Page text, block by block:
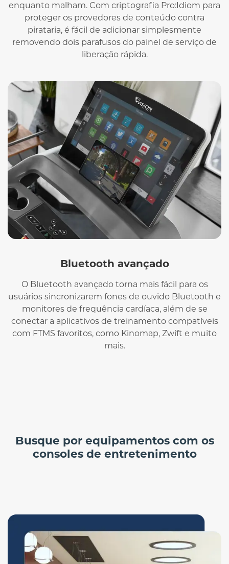
enquanto malham. Com criptografia Pro:Idiom para
proteger os provedores de conteúdo contra
pirataria, é fácil de adicionar simplesmente
removendo dois parafusos do painel de serviço de
liberação rápida.
Bluetooth avançado
O Bluetooth avançado torna mais fácil para os
usuários sincronizarem fones de ouvido Bluetooth e
monitores de frequência cardíaca, além de se
conectar a aplicativos de treinamento compatíveis
com FTMS favoritos, como Kinomap, Zwift e muito
mais.
Busque por equipamentos com os
consoles de entretenimento